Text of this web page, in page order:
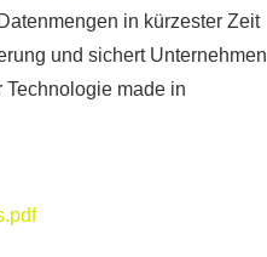
in kürzester Zeit
und sichert Unternehmen
made in